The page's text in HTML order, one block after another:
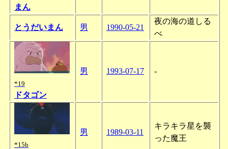
まん
とうだいまん 男 1990-05-21
夜の海の道しる
べ
*19
ドタゴン
男 1993-07-17 -
*15b
男 1989-03-11
キラキラ星を襲
った魔王